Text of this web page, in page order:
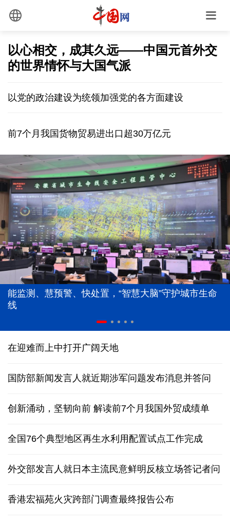
以心相交，成其久远——中国元首外交
的世界情怀与大国气派
以党的政治建设为统领加强党的各方面建设
前7个月我国货物贸易进出口超30万亿元
能监测、慧预警、快处置，“智慧大脑”守护城市生命
线
在迎难而上中打开广阔天地
国防部新闻发言人就近期涉军问题发布消息并答问
创新涌动，坚韧向前 解读前7个月我国外贸成绩单
全国76个典型地区再生水利用配置试点工作完成
外交部发言人就日本主流民意鲜明反核立场答记者问
香港宏福苑火灾跨部门调查最终报告公布